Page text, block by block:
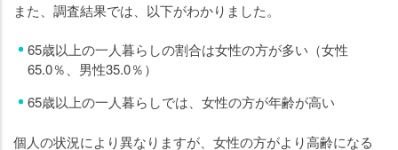
また、調査結果では、以下がわかりました。
65歳以上の一人暮らしの割合は女性の方が多い（女性
65.0％、男性35.0％）
65歳以上の一人暮らしでは、女性の方が年齢が高い
個人の状況により異なりますが、女性の方がより高齢になる